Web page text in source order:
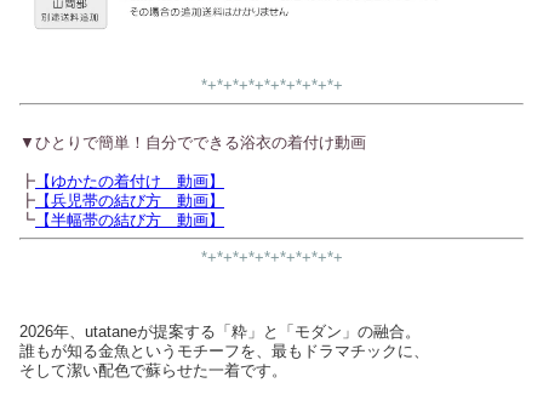
*+*+*+*+*+*+*+*+*+
▼ひとりで簡単！自分でできる浴衣の着付け動画
┣ 【ゆかたの着付け 動画】
┣ 【兵児帯の結び方 動画】
┗ 【半幅帯の結び方 動画】
*+*+*+*+*+*+*+*+*+
2026年、utataneが提案する「粋」と「モダン」の融合。
誰もが知る金魚というモチーフを、最もドラマチックに、
そして潔い配色で蘇らせた一着です。